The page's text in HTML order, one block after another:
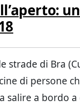
strade di Bra
di persone
salire a bordo